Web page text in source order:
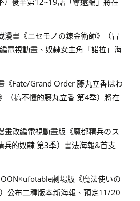
漫畫《ニセモノの錬金術師》（冒
電視動畫、奴隸女主角「諾拉」海
《Fate/Grand Order 藤丸立香はわ
（搞不懂的藤丸立香 第4季）將在
畫改編電視動畫版《魔都精兵のス
兵的奴隸 第3季）書法海報&首支
劇場版《魔法使いの
公布二種版本新海報、預定11/20